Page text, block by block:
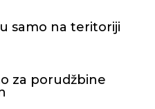
samo na teritoriji
za porudžbine